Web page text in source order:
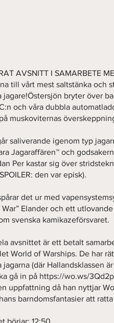
AVSNITT I SAMARBETE
till vårt mest saltstänka och
jagare!Östersjön bryter över
och våra dubbla
muskoviternas
saliverande igenom typ
Jagaraffären™️ och
Per kastar sig över
den var episk).
det ur med
War” Elander och ett
svenska kamikazeförsvaret.
avsnittet är ett betalt
World of Warships. De har
jagarna (där Hallandsklassen
gå in på https://wo.ws/
uppfattning då han nyttjar
barndomsfantasier att
börjar: 12:50